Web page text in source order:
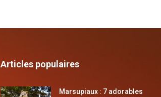
Articles populaires
Marsupiaux : 7 adorables